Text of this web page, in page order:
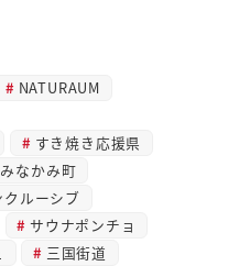
NATURAUM
すき焼き応援県
みなかみ町
ルーシブ
サウナポンチョ
三国街道